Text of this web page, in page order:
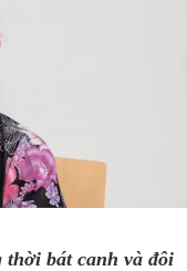
thời bát canh và đôi